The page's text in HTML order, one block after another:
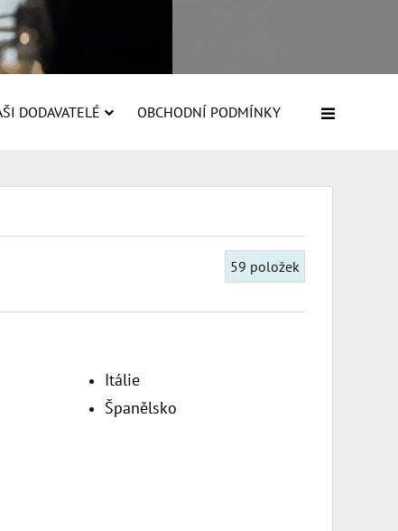
DODAVATELÉ OBCHODNÍ PODMÍNKY
59 položek
Itálie
Španělsko